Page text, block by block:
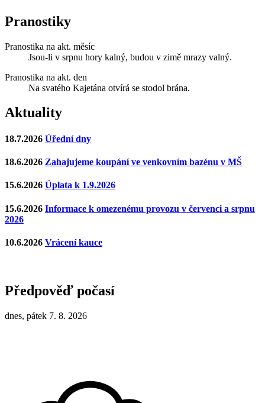
Pranostiky
Pranostika na akt. měsíc
Jsou-li v srpnu hory kalný, budou v zimě mrazy valný.
Pranostika na akt. den
Na svatého Kajetána otvírá se stodol brána.
Aktuality
18.7.2026 Úřední dny
18.6.2026 Zahajujeme koupání ve venkovním bazénu v MŠ
15.6.2026 Úplata k 1.9.2026
15.6.2026 Informace k omezenému provozu v červenci a srpnu
2026
10.6.2026 Vrácení kauce
Předpověď počasí
dnes, pátek 7. 8. 2026